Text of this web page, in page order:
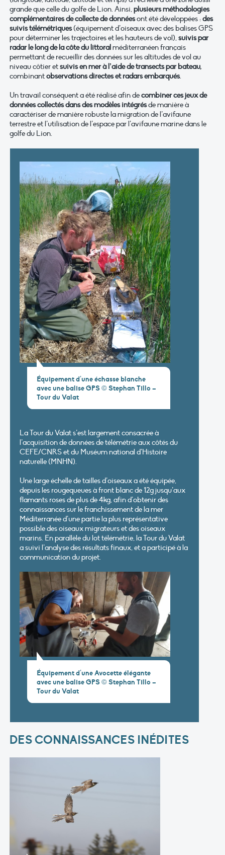
grande que celle du golfe de Lion. Ainsi,plusieurs méthodologies
complémentaires de collecte de donnéesont été développées :des
suivis télémétriques(équipement d’oiseaux avec des balises GPS
pour déterminer les trajectoires et les hauteurs de vol),suivis par
radar le long de la côte du littoralméditerranéen français
permettant de recueillir des données sur les altitudes de vol au
niveau côtier etsuivis en mer à l’aide de transects par bateau,
combinantobservations directes et radars embarqués.
Un travail conséquent a été réalisé afin decombiner ces jeux de
données collectés dans des modèles intégrésde manière à
caractériser de manière robuste la migration de l’avifaune
terrestre et l’utilisation de l’espace par l’avifaune marine dans le
golfe du Lion.
Équipement d’une échasse blanche
avec une balise GPS © Stephan Tillo –
Tour du Valat
La Tour du Valat s’est largement consacrée à
l’acquisition de données de télémétrie aux côtés du
CEFE/CNRSet du Muséum national d’Histoire
naturelle(MNHN).
Une large échelle de tailles d’oiseaux a été équipée,
depuis les rougequeues à front blanc de 12g jusqu’aux
flamants roses de plus de 4kg, afin d’obtenir des
connaissances sur le franchissement de la mer
Méditerranée d’une partie la plus représentative
possible des oiseaux migrateurs et des oiseaux
marins. En parallèle du lot télémétrie, la Tour du Valat
a suivi l’analyse des résultats finaux, et a participé à la
communication du projet.
Équipement d’une Avocette élégante
avec une balise GPS © Stephan Tillo –
Tour du Valat
DES CONNAISSANCES INÉDITES